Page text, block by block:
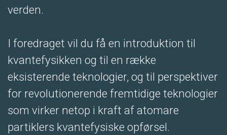
verden.
I foredraget vil du få en introduktion til
kvantefysikken og til en række
eksisterende teknologier, og til perspektiver
for revolutionerende fremtidige teknologier
som virker netop i kraft af atomare
partiklers kvantefysiske opførsel.